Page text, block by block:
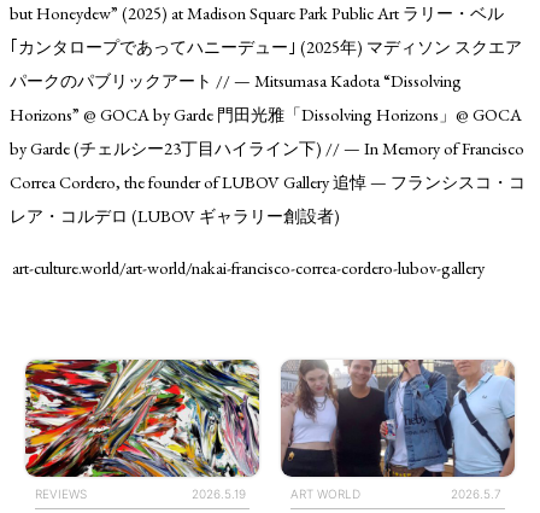
but Honeydew” (2025) at Madison Square Park Public Art ラリー・ベル
｢カンタロープであってハニーデュー｣ (2025年) マディソン スクエア
パークのパブリックアート // — Mitsumasa Kadota “Dissolving
Horizons” @ GOCA by Garde 門田光雅「Dissolving Horizons」@ GOCA
by Garde (チェルシー23丁目ハイライン下) // — In Memory of Francisco
Correa Cordero, the founder of LUBOV Gallery 追悼 — フランシスコ・コ
レア・コルデロ (LUBOV ギャラリー創設者)
art-culture.world/art-world/nakai-francisco-correa-cordero-lubov-gallery
REVIEWS 2026.5.19 ART WORLD 2026.5.7